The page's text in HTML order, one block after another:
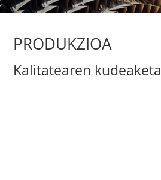
PRODUKZIOA
Kalitatearen kudeaketa